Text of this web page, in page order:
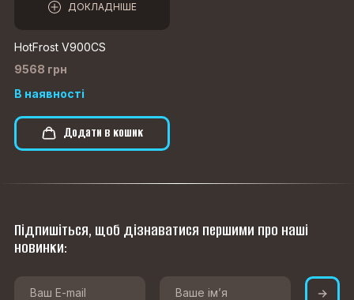
ДОКЛАДНІШЕ
HotFrost V900CS
9568 грн
В наявності
Додати в кошик
Підпишіться, щоб дізнаватися першими про наші
новинки: